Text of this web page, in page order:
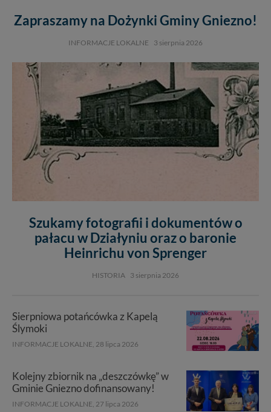
Zapraszamy na Dożynki Gminy Gniezno!
INFORMACJE LOKALNE 3 sierpnia 2026
Szukamy fotografii i dokumentów o
pałacu w Działyniu oraz o baronie
Heinrichu von Sprenger
HISTORIA 3 sierpnia 2026
Sierpniowa potańcówka z Kapelą
Ślymoki
INFORMACJE LOKALNE, 28 lipca 2026
Kolejny zbiornik na „deszczówkę” w
Gminie Gniezno dofinansowany!
INFORMACJE LOKALNE, 27 lipca 2026